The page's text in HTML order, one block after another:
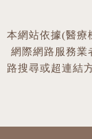
本網站依據(醫療
網際網路服務業
路搜尋或超連結